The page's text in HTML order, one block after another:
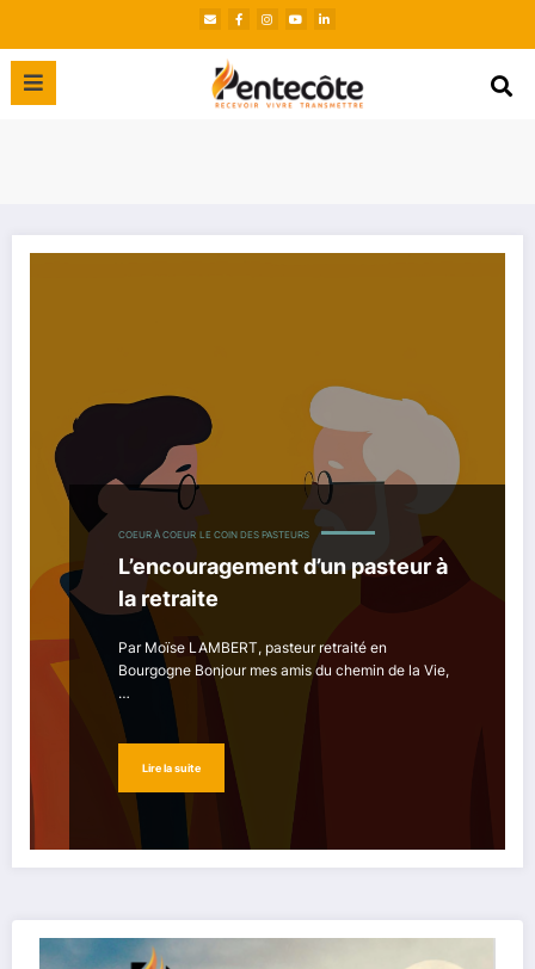
COEUR À COEUR LE COIN DES PASTEURS
L’encouragement d’un pasteur à
la retraite
Par Moïse LAMBERT, pasteur retraité en
Bourgogne Bonjour mes amis du chemin de la Vie,
…
Lire la suite